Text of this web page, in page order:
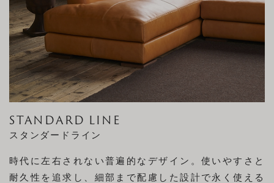
STANDARD LINE
スタンダードライン
時代に左右されない普遍的なデザイン。使いやすさと
耐久性を追求し、細部まで配慮した設計で永く使える